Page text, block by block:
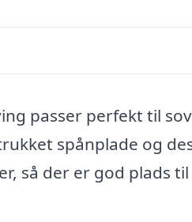
passer perfekt til
spånplade og
så der er god plads